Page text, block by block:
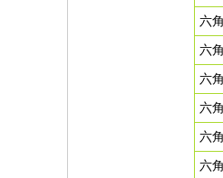
六
六
六
六
六
六